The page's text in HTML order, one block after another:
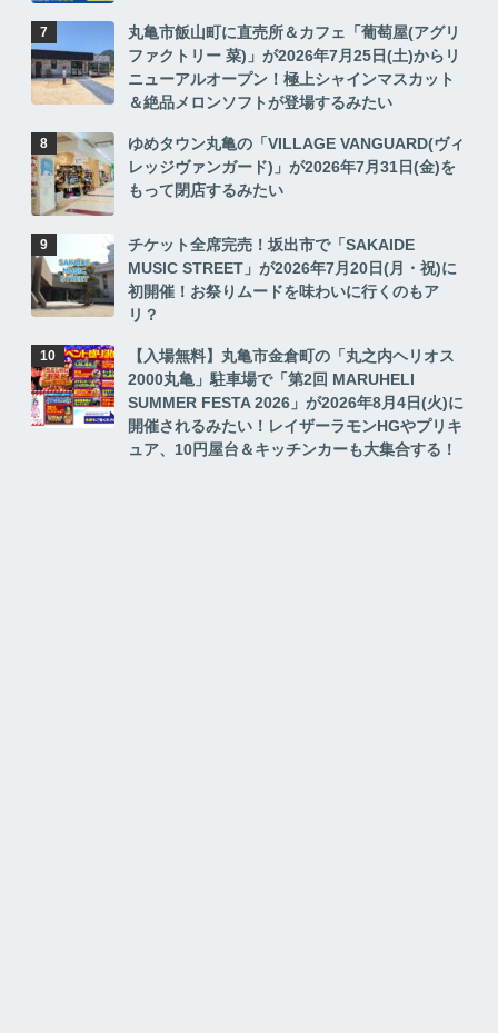
丸亀市飯山町に直売所＆カフェ「葡萄屋(アグリ
ファクトリー 菜)」が2026年7月25日(土)からリ
ニューアルオープン！極上シャインマスカット
＆絶品メロンソフトが登場するみたい
ゆめタウン丸亀の「VILLAGE VANGUARD(ヴィ
レッジヴァンガード)」が2026年7月31日(金)を
もって閉店するみたい
チケット全席完売！坂出市で「SAKAIDE
MUSIC STREET」が2026年7月20日(月・祝)に
初開催！お祭りムードを味わいに行くのもア
リ？
【入場無料】丸亀市金倉町の「丸之内ヘリオス
2000丸亀」駐車場で「第2回 MARUHELI
SUMMER FESTA 2026」が2026年8月4日(火)に
開催されるみたい！レイザーラモンHGやプリキ
ュア、10円屋台＆キッチンカーも大集合する！